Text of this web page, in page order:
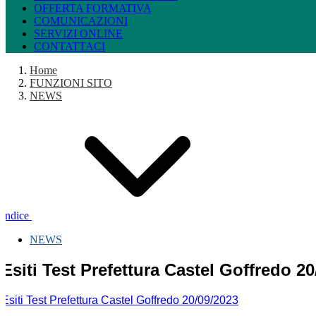
OFFERTA FORMATIVA
COMUNICAZIONI
SERVIZI ONLINE
CONTATTACI
Home
FUNZIONI SITO
NEWS
Indice
NEWS
Esiti Test Prefettura Castel Goffredo
Esiti Test Prefettura Castel Goffredo 20/09/2023